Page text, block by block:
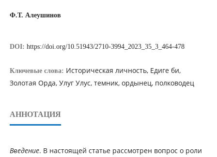
Ф.Т. Алеушинов
DOI: https://doi.org/10.51943/2710-3994_2023_35_3_464-478
Ключевые слова: Историческая личность, Едиге би,
Золотая Орда, Улуг Улус, темник, ордынец, полководец
АННОТАЦИЯ
Введение. В настоящей статье рассмотрен вопрос о роли